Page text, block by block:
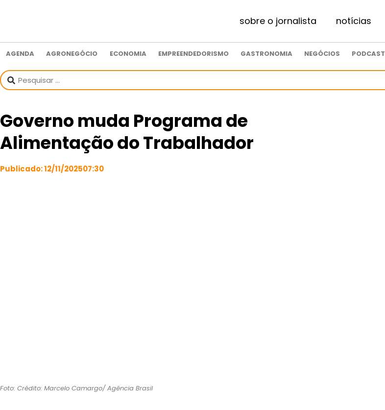
sobre o jornalista notícias
AGENDA AGRONEGÓCIO ECONOMIA EMPREENDEDORISMO GASTRONOMIA NEGÓCIOS PODCAST
Governo muda Programa de
Alimentação do Trabalhador
Publicado:12/11/202507:30
Foto: Crédito: Marcelo Camargo/ Agência Brasil